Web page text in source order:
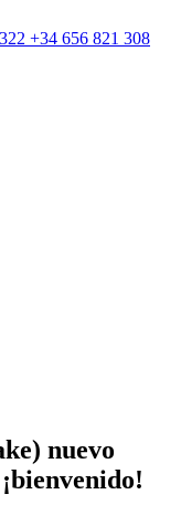
+34 656 821 308
nuevo